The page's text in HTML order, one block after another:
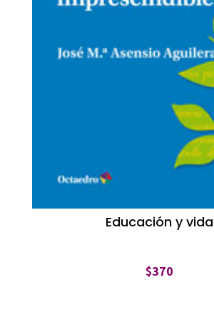
Educación y vida
$370